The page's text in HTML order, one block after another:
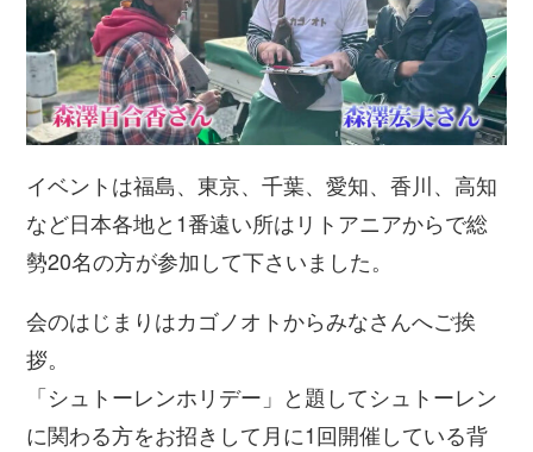
イベントは福島、東京、千葉、愛知、香川、高知
など日本各地と1番遠い所はリトアニアからで総
勢20名の方が参加して下さいました。
会のはじまりはカゴノオトからみなさんへご挨
拶。
「シュトーレンホリデー」と題してシュトーレン
に関わる方をお招きして月に1回開催している背